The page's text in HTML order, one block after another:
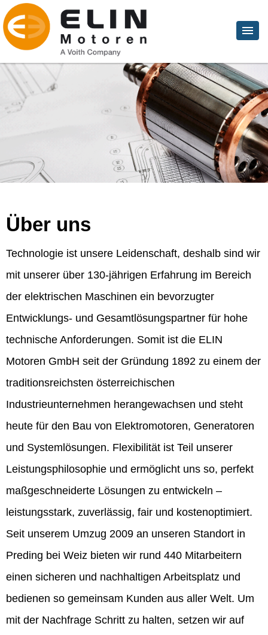
Über uns
Technologie ist unsere Leidenschaft, deshalb sind wir
mit unserer über 130-jährigen Erfahrung im Bereich
der elektrischen Maschinen ein bevorzugter
Entwicklungs- und Gesamtlösungspartner für hohe
technische Anforderungen. Somit ist die ELIN
Motoren GmbH seit der Gründung 1892 zu einem der
traditionsreichsten österreichischen
Industrieunternehmen herangewachsen und steht
heute für den Bau von Elektromotoren, Generatoren
und Systemlösungen. Flexibilität ist Teil unserer
Leistungsphilosophie und ermöglicht uns so, perfekt
maßgeschneiderte Lösungen zu entwickeln –
leistungsstark, zuverlässig, fair und kostenoptimiert.
Seit unserem Umzug 2009 an unseren Standort in
Preding bei Weiz bieten wir rund 440 Mitarbeitern
einen sicheren und nachhaltigen Arbeitsplatz und
bedienen so gemeinsam Kunden aus aller Welt. Um
mit der Nachfrage Schritt zu halten, setzen wir auf